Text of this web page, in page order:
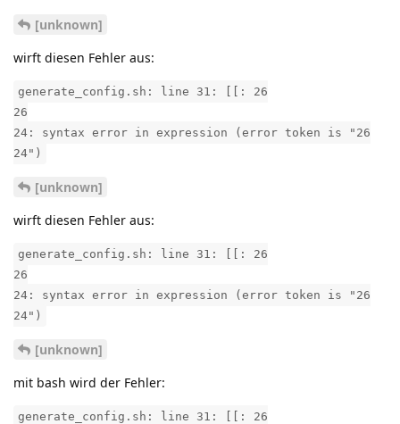
[unknown]
wirft diesen Fehler aus:
generate_config.sh: line 31: [[: 26
26
24: syntax error in expression (error token is "26
24")
[unknown]
wirft diesen Fehler aus:
generate_config.sh: line 31: [[: 26
26
24: syntax error in expression (error token is "26
24")
[unknown]
mit bash wird der Fehler:
generate_config.sh: line 31: [[: 26